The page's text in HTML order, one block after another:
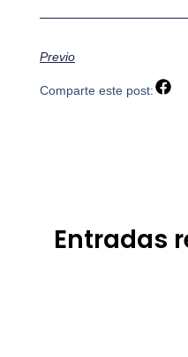
Previo
Comparte este post:
Entradas